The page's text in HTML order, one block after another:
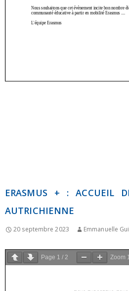
ERASMUS + : ACCUEIL
AUTRICHIENNE
20 septembre 2023 Emmanuelle
Page 1 / 2 Zoom